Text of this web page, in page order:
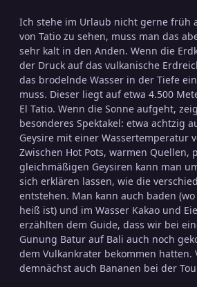
Ich stehe im Urlaub nicht gerne früh
von Tatio zu sehen, muss man das
sehr kalt in den Anden. Wenn die
der Druck auf das vulkanische
das brodelnde Wasser in der Tiefe
muss. Dieser liegt auf etwa 4.500
El Tatio. Wenn die Sonne aufgeht,
besonderes Spektakel: etwa achtzig
Geysire mit einer Wassertemperatur
Zwischen Hot Pots, warmen Quellen,
gleichmäßigen Geysiren kann man
sich erklären lassen, wie die
entstehen. Man kann auch baden
heiß ist) und im Wasser Kakao und
erzählten dem Guide, dass wir bei
Gunung Batur auf Bali auch noch
dem Vulkankrater bekommen hatten.
demnächst auch Bananen bei der